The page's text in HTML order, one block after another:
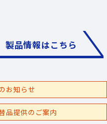
製品情報はこちら
お知らせ
品提供のご案内